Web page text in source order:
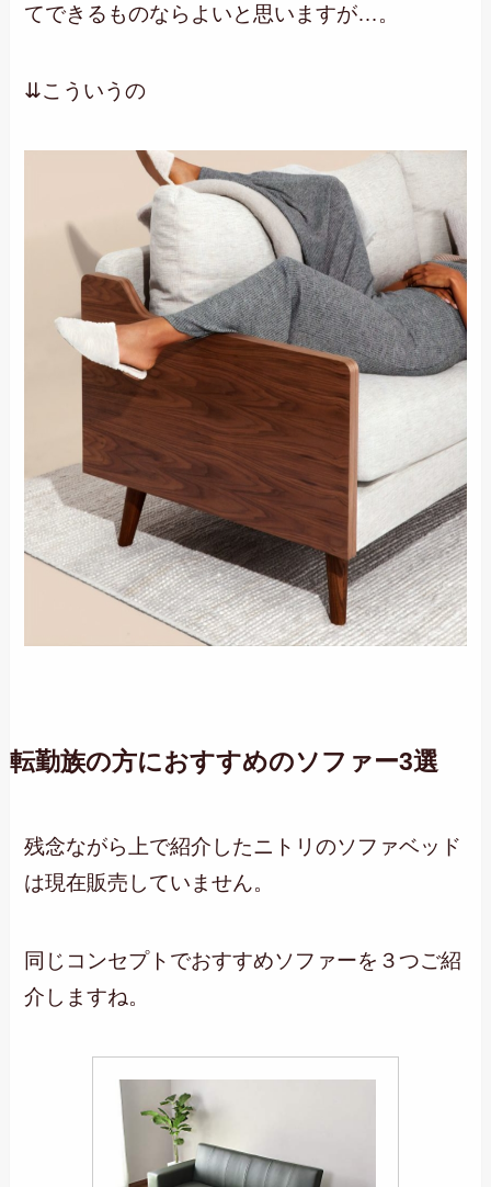
てできるものならよいと思いますが…。
⇊こういうの
転勤族の方におすすめのソファー3選
残念ながら上で紹介したニトリのソファベッド
は現在販売していません。
同じコンセプトでおすすめソファーを３つご紹
介しますね。